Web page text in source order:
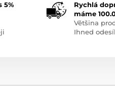
5%
Rychlá
máme
Většina
Ihned